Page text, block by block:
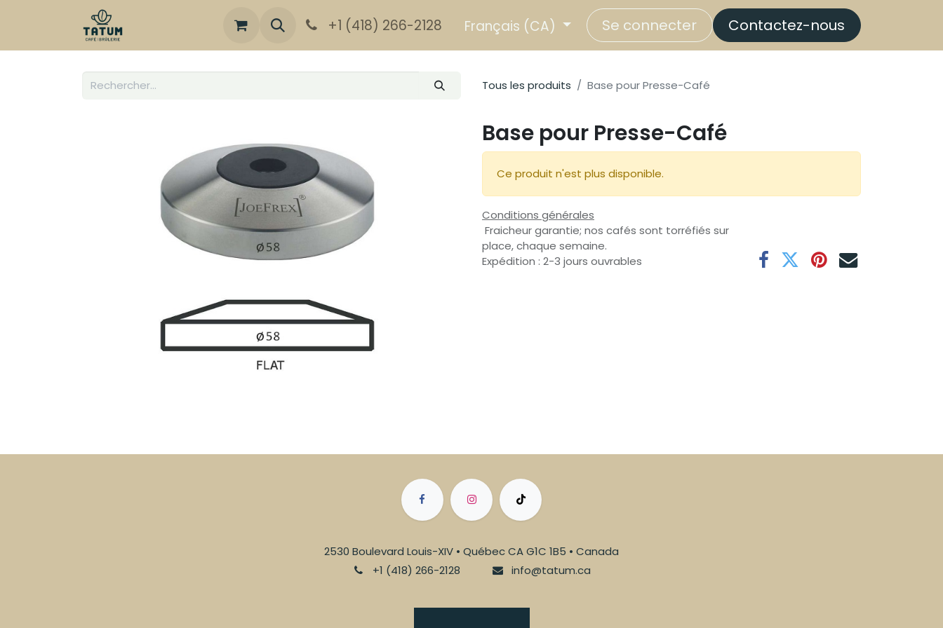
+1 (418) 266-2128 Français (CA) Se connecter Contactez-nous
Tous les produits Base pour Presse-Café
Base pour Presse-Café
Ce produit n'est plus disponible.
Conditions générales
Fraicheur garantie; nos cafés sont torréfiés sur
place, chaque semaine.
Expédition : 2-3 jours ouvrables
2530 Boulevard Louis-XIV • Québec CA G1C 1B5 • Canada
+1 (418) 266-2128
info@tatum.ca